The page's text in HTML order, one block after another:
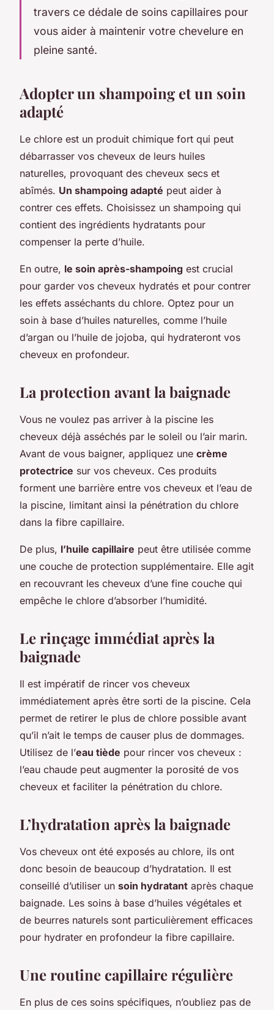
travers ce dédale de soins capillaires pour
vous aider à maintenir votre chevelure en
pleine santé.
Adopter un shampoing et un soin
adapté
Le chlore est un produit chimique fort qui peut
débarrasser vos cheveux de leurs huiles
naturelles, provoquant des cheveux secs et
abîmés. Un shampoing adapté peut aider à
contrer ces effets. Choisissez un shampoing qui
contient des ingrédients hydratants pour
compenser la perte d’huile.
En outre, le soin après-shampoing est crucial
pour garder vos cheveux hydratés et pour contrer
les effets asséchants du chlore. Optez pour un
soin à base d’huiles naturelles, comme l’huile
d’argan ou l’huile de jojoba, qui hydrateront vos
cheveux en profondeur.
La protection avant la baignade
Vous ne voulez pas arriver à la piscine les
cheveux déjà asséchés par le soleil ou l’air marin.
Avant de vous baigner, appliquez une crème
protectrice sur vos cheveux. Ces produits
forment une barrière entre vos cheveux et l’eau de
la piscine, limitant ainsi la pénétration du chlore
dans la fibre capillaire.
De plus, l’huile capillaire peut être utilisée comme
une couche de protection supplémentaire. Elle agit
en recouvrant les cheveux d’une fine couche qui
empêche le chlore d’absorber l’humidité.
Le rinçage immédiat après la
baignade
Il est impératif de rincer vos cheveux
immédiatement après être sorti de la piscine. Cela
permet de retirer le plus de chlore possible avant
qu’il n’ait le temps de causer plus de dommages.
Utilisez de l’eau tiède pour rincer vos cheveux :
l’eau chaude peut augmenter la porosité de vos
cheveux et faciliter la pénétration du chlore.
L’hydratation après la baignade
Vos cheveux ont été exposés au chlore, ils ont
donc besoin de beaucoup d’hydratation. Il est
conseillé d’utiliser un soin hydratant après chaque
baignade. Les soins à base d’huiles végétales et
de beurres naturels sont particulièrement efficaces
pour hydrater en profondeur la fibre capillaire.
Une routine capillaire régulière
En plus de ces soins spécifiques, n’oubliez pas de